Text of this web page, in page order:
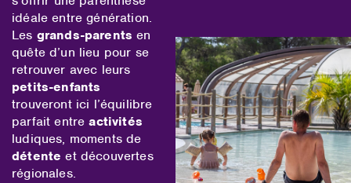
idéale entre génération.
Les grands-parents en
quête d’un lieu pour se
retrouver avec leurs
petits-enfants
trouveront ici l’équilibre
parfait entreactivités
ludiques, moments de
détente et découvertes
régionales.